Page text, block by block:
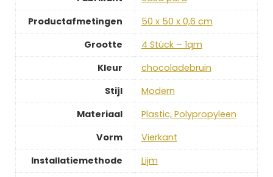
Productafmetingen
‎50 x 50 x 0,6 cm
Grootte
‎4 Stück – 1qm
Kleur
‎chocoladebruin
Stijl
‎Modern
Materiaal
‎Plastic, Polypropyleen
Vorm
‎Vierkant
Installatiemethode
‎Lijm